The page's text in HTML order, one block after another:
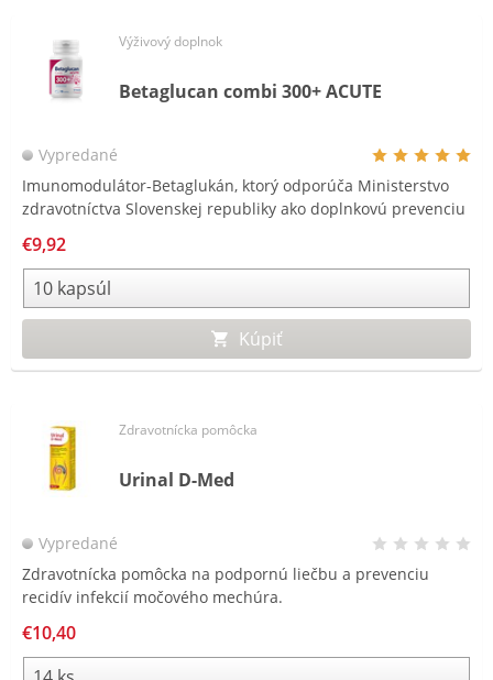
Výživový doplnok
Betaglucan combi 300+ ACUTE
Vypredané
Imunomodulátor-Betaglukán, ktorý odporúča Ministerstvo
zdravotníctva Slovenskej republiky ako doplnkovú prevenciu
€9,92
Kúpiť
Zdravotnícka pomôcka
Urinal D-Med
Vypredané
Zdravotnícka pomôcka na podpornú liečbu a prevenciu
recidív infekcií močového mechúra.
€10,40